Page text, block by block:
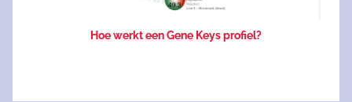
Hoe werkt een Gene Keys profiel?